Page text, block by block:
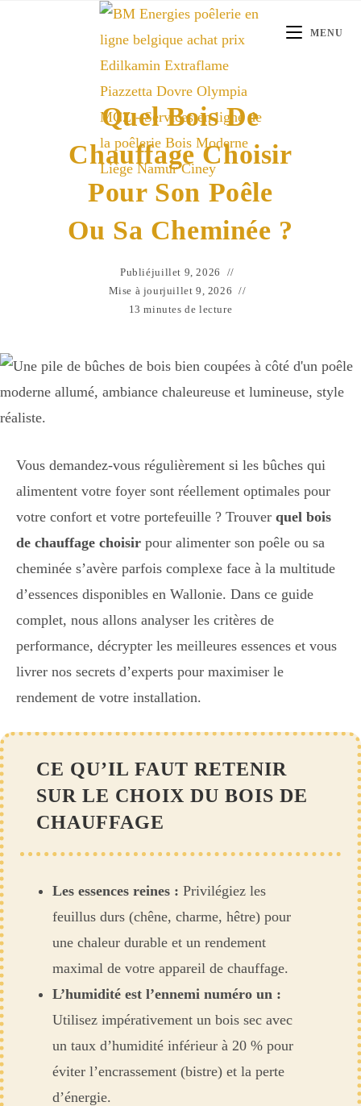
MENU
Quel Bois De
Chauffage Choisir
Pour Son Poêle
Ou Sa Cheminée ?
Publiéjuillet 9, 2026
Mise à jourjuillet 9, 2026
13 minutes de lecture
Vous demandez-vous régulièrement si les bûches qui
alimentent votre foyer sont réellement optimales pour
votre confort et votre portefeuille ? Trouver quel bois
de chauffage choisir pour alimenter son poêle ou sa
cheminée s’avère parfois complexe face à la multitude
d’essences disponibles en Wallonie. Dans ce guide
complet, nous allons analyser les critères de
performance, décrypter les meilleures essences et vous
livrer nos secrets d’experts pour maximiser le
rendement de votre installation.
CE QU’IL FAUT RETENIR
SUR LE CHOIX DU BOIS DE
CHAUFFAGE
Les essences reines : Privilégiez les
feuillus durs (chêne, charme, hêtre) pour
une chaleur durable et un rendement
maximal de votre appareil de chauffage.
L’humidité est l’ennemi numéro un :
Utilisez impérativement un bois sec avec
un taux d’humidité inférieur à 20 % pour
éviter l’encrassement (bistre) et la perte
d’énergie.